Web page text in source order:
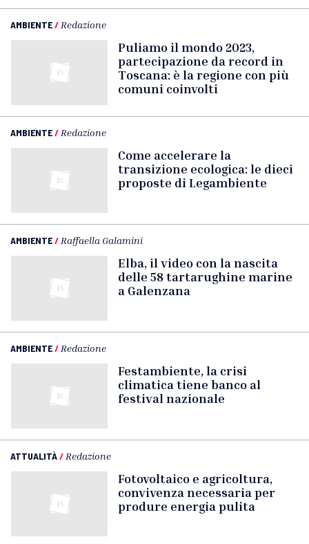
AMBIENTE/ Redazione
Puliamo il mondo 2023,
partecipazione da record in
Toscana: è la regione con più
comuni coinvolti
AMBIENTE/ Redazione
Come accelerare la
transizione ecologica: le dieci
proposte di Legambiente
AMBIENTE/ Raffaella Galamini
Elba, il video con la nascita
delle 58 tartarughine marine
a Galenzana
AMBIENTE/ Redazione
Festambiente, la crisi
climatica tiene banco al
festival nazionale
ATTUALITÀ/ Redazione
Fotovoltaico e agricoltura,
convivenza necessaria per
produre energia pulita